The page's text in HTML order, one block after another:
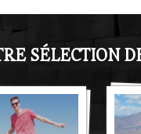
SÉLECTION